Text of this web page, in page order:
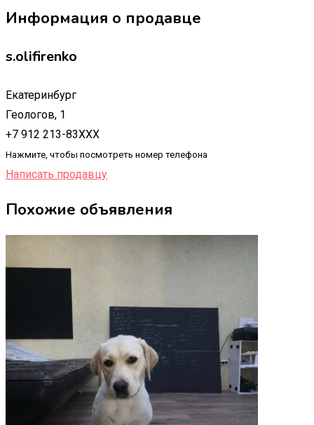
Информация о продавце
s.olifirenko
Екатеринбург
Геологов, 1
+7 912 213-83XXX
Нажмите, чтобы посмотреть номер телефона
Написать продавцу
Похожие объявления